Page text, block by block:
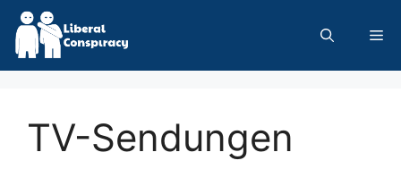
Skip
content
TV-Sendungen